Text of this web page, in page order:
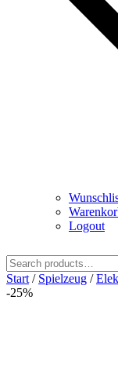
Logout
for:
Start / Spielzeug /
-25%